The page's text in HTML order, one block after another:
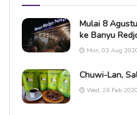
Mulai 8
ke Banyu
Mon, 03 Aug
Chuwi-Lan,
Wed, 26 Feb 2020